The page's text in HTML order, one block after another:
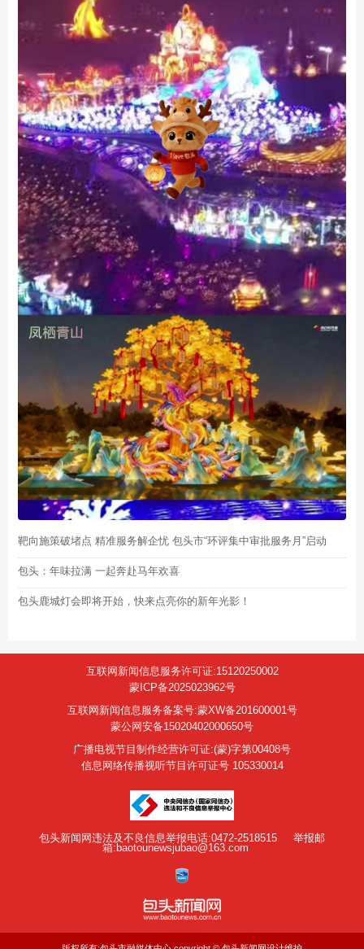
靶向施策破堵点 精准服务解企忧 包头市“环评集中审批服务月”启动
包头：年味拉满 一起奔赴马年欢喜
包头鹿城灯会即将开始，快来点亮你的新年光影！
互联网新闻信息服务许可证:15120250002
蒙ICP备2025023962号
互联网新闻信息服务备案号:蒙XW备201600001号
蒙公网安备15020402000650号
广播电视节目制作经营许可证:(蒙)字第00408号
信息网络传播视听节目许可证号 105330014
包头新闻网违法及不良信息举报电话:0472-2518515
举报邮
箱:baotounewsjubao@163.com